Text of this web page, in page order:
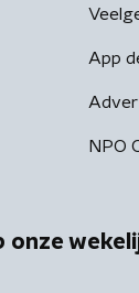
App
NPO
onze